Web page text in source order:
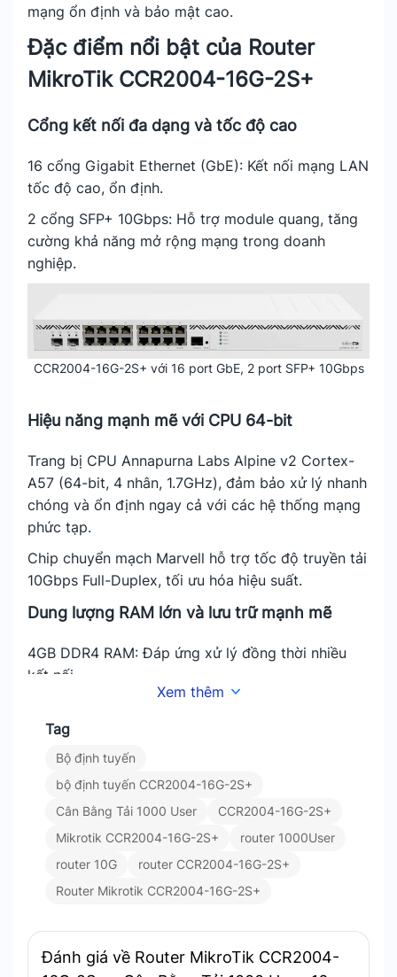
mạng ổn định và bảo mật cao.
Đặc điểm nổi bật của Router
MikroTik CCR2004-16G-2S+
Cổng kết nối đa dạng và tốc độ cao
16 cổng Gigabit Ethernet (GbE): Kết nối mạng LAN
tốc độ cao, ổn định.
2 cổng SFP+ 10Gbps: Hỗ trợ module quang, tăng
cường khả năng mở rộng mạng trong doanh
nghiệp.
CCR2004-16G-2S+ với 16 port GbE, 2 port SFP+ 10Gbps
Hiệu năng mạnh mẽ với CPU 64-bit
Trang bị CPU Annapurna Labs Alpine v2 Cortex-
A57 (64-bit, 4 nhân, 1.7GHz), đảm bảo xử lý nhanh
chóng và ổn định ngay cả với các hệ thống mạng
phức tạp.
Chip chuyển mạch Marvell hỗ trợ tốc độ truyền tải
10Gbps Full-Duplex, tối ưu hóa hiệu suất.
Dung lượng RAM lớn và lưu trữ mạnh mẽ
4GB DDR4 RAM: Đáp ứng xử lý đồng thời nhiều
kết nối.
điều hành RouterOS.
Khả năng chịu tải vượt trội
hiệu suất ổn định cho hệ thống mạng lớn.
Tích hợp nhiều tính năng quản lý tiên tiến
Cân bằng tải: Tối ưu hóa băng thông giữa các
Định tuyến và Firewall: Bảo vệ mạng khỏi các mối
đe dọa tiềm ẩn.
Xem thêm
Tag
Bộ định tuyến
bộ định tuyến CCR2004-16G-2S+
Cân Bằng Tải 1000 User
CCR2004-16G-2S+
Mikrotik CCR2004-16G-2S+
router 1000User
router 10G
router CCR2004-16G-2S+
Router Mikrotik CCR2004-16G-2S+
Đánh giá về Router MikroTik CCR2004-